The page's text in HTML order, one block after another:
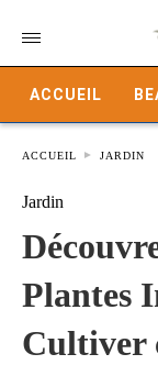
ACCUEIL
ACCUEIL JARDIN
Jardin
Plantes
Cultiver